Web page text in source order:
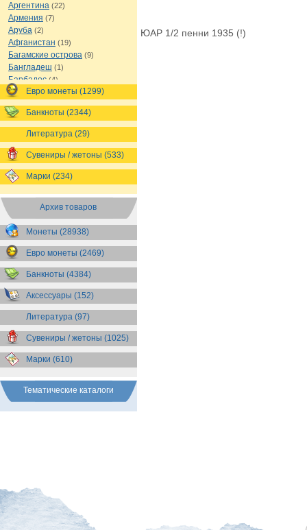
Аргентина (22)
Армения (7)
Аруба (2)
Афганистан (19)
Багамские острова (9)
Бангладеш (1)
Барбадос (4)
Бахрейн(1)
Беларусь(18)
Белиз(16)
Бельгия(69)
Бельгийское Конго(4)
Бенин(4)
Бермуды(1)
Болгария(43)
Босния и Герцеговина
Ботсвана
Бразилия(55)
Брит. Антарктические
территории(36)
Брит. Виргинские острова(47)
Брит. Восточная Африка
Брит. Западная Африка(25)
Брит. Ост-Индийская компания
(11)
Брит. территория в Индийском
океане(24)
Бруней(4)
Бурунди(2)
Бутан(10)
Ватикан(85)
Великобритания(308)
Венгрия(178)
Гайана(8)
Гамбия (11)
Евро монеты (1299)
Банкноты (2344)
Литература (29)
Сувениры / жетоны (533)
Марки (234)
Архив товаров
Монеты (28938)
Евро монеты (2469)
Банкноты (4384)
Аксессуары (152)
Литература (97)
Сувениры / жетоны (1025)
Марки (610)
Тематические каталоги
ЮАР 1/2 пенни 1935 (!)